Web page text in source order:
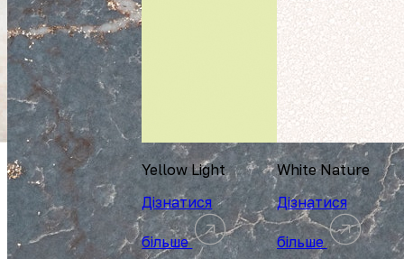
Yellow Light
Дізнатися
більше
White Nature
Дізнатися
більше